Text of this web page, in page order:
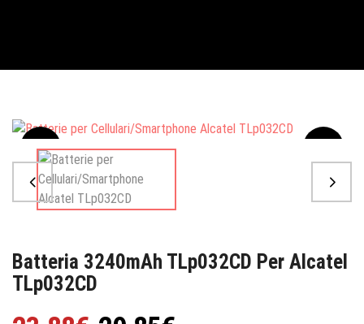
Sale
Batteria 3240mAh TLp032CD Per Alcatel
TLp032CD